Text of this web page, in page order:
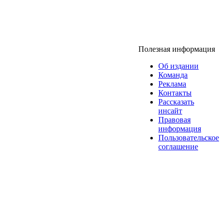
Полезная информация
Об издании
Команда
Реклама
Контакты
Рассказать
инсайт
Правовая
информация
Пользовательское
соглашение